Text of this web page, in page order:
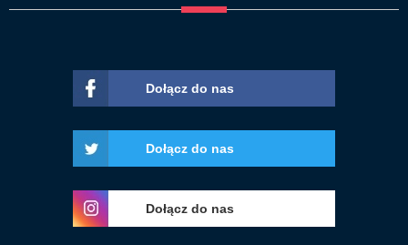
Dołącz do nas
Dołącz do nas
Dołącz do nas